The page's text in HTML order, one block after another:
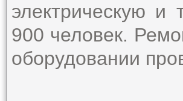
электрическую
900 человек.
оборудовании